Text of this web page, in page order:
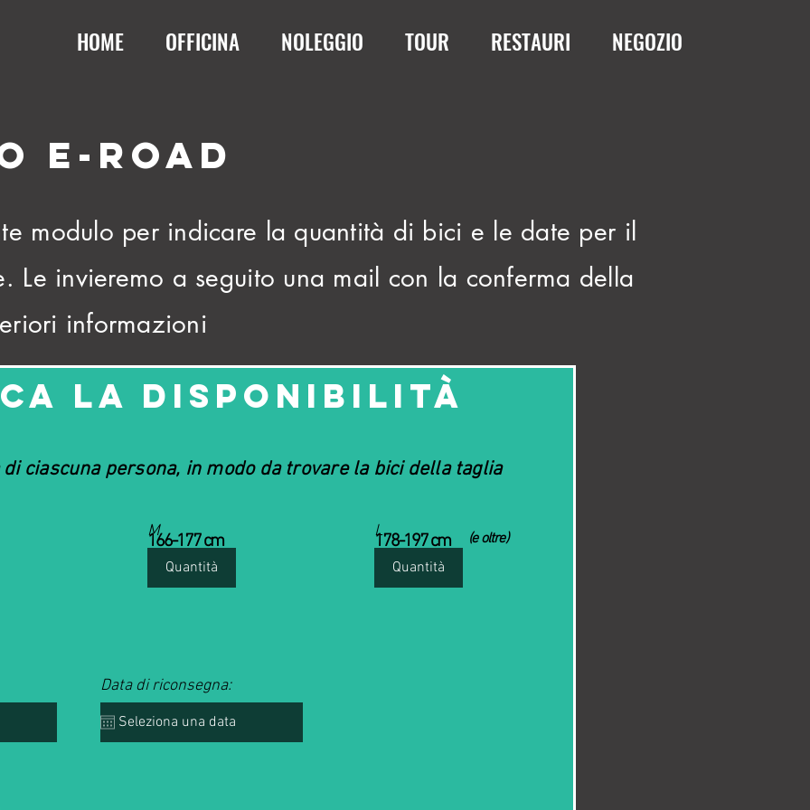
HOME OFFICINA NOLEGGIO TOUR RESTAURI NEGOZIO
E-ROAD
modulo per indicare la quantità di bici e le date per il
Le invieremo a seguito una mail con la conferma della
informazioni
la disponibilità
ciascuna persona, in modo da trovare la bici della taglia
M
166-177 cm
Data di riconsegna:
L
178-197 cm (e oltre)